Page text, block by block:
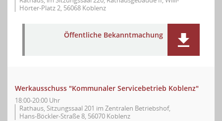
Hörter-Platz 2, 56068 Koblenz
Öffentliche Bekanntmachung
Werkausschuss "Kommunaler Servicebetrieb Koblenz"
18:00-20:00 Uhr
Rathaus, Sitzungssaal 201 im Zentralen Betriebshof,
Hans-Böckler-Straße 8, 56070 Koblenz